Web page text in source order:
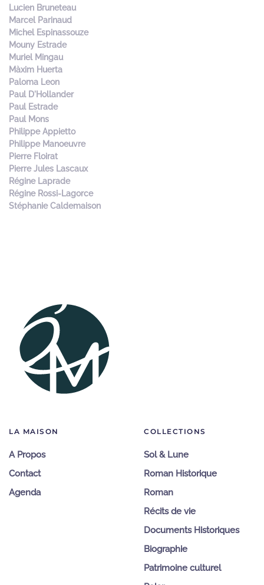
Lucien Bruneteau
Marcel Parinaud
Michel Espinassouze
Mouny Estrade
Muriel Mingau
Màxim Huerta
Paloma Leon
Paul D'Hollander
Paul Estrade
Paul Mons
Philippe Appietto
Philippe Manoeuvre
Pierre Floirat
Pierre Jules Lascaux
Régine Laprade
Régine Rossi-Lagorce
Stéphanie Caldemaison
LA MAISON
A Propos
Contact
Agenda
COLLECTIONS
Sol & Lune
Roman Historique
Roman
Récits de vie
Documents Historiques
Biographie
Patrimoine culturel